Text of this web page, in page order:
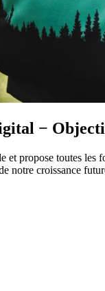
−
propose toutes les
notre croissance